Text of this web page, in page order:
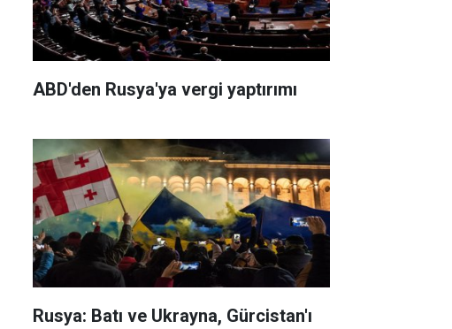
ABD'den Rusya'ya vergi yaptırımı
Rusya: Batı ve Ukrayna, Gürcistan'ı